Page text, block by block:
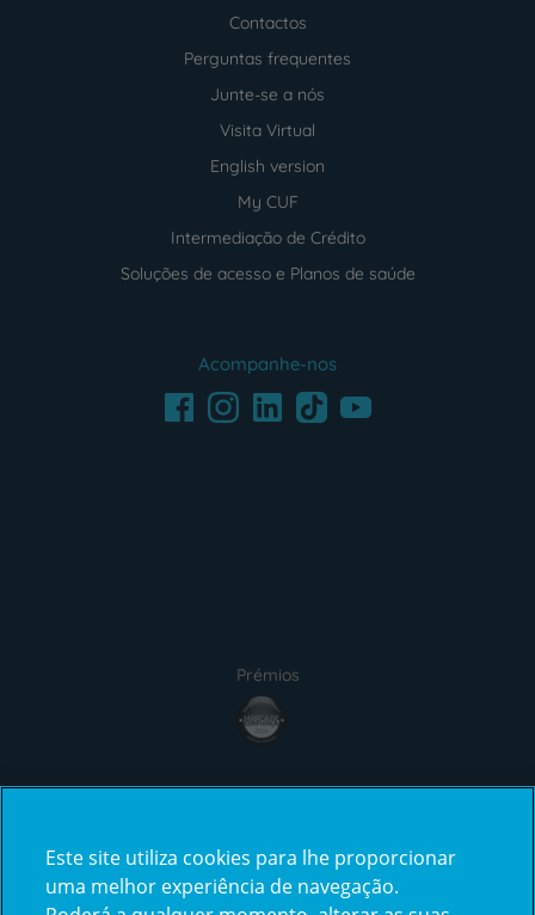
Contactos
Perguntas frequentes
Junte-se a nós
Visita Virtual
English version
My CUF
Intermediação de Crédito
Soluções de acesso e Planos de saúde
Acompanhe-nos
FacebookInstagramLinkedInTikTokYoutube
Prémios
Este site utiliza cookies para lhe proporcionar
uma melhor experiência de navegação.